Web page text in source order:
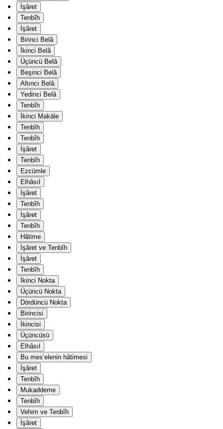
İşâret
Tenbîh
İşâret
Birinci Belâ
İkinci Belâ
Üçüncü Belâ
Beşinci Belâ
Altıncı Belâ
Yedinci Belâ
Tenbîh
İkinci Makāle
Tenbîh
Tenbîh
İşâret
Tenbîh
Ezcümle
Elhâsıl
İşâret
Tenbîh
İşâret
Tenbîh
Hâtime
İşâret ve Tenbîh
İşâret
Tenbîh
İkinci Nokta
Üçüncü Nokta
Dördüncü Nokta
Birincisi
İkincisi
Üçüncüsü
Elhâsıl
Bu mes’elenin hâtimesi
İşâret
Tenbîh
Mukaddeme
Tenbîh
Vehim ve Tenbîh
İşâret